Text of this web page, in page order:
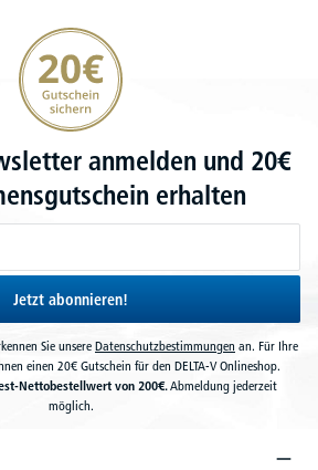
20€ Gutschein sichern
anmelden und 20€
erhalten
Jetzt abonnieren!
Sie unsereDatenschutzbestimmungen an. Für Ihre
einen 20€ Gutschein für den DELTA-V Onlineshop.
Nettobestellwert von 200€.Abmeldung jederzeit
möglich.